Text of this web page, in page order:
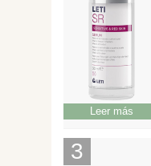
Leer más